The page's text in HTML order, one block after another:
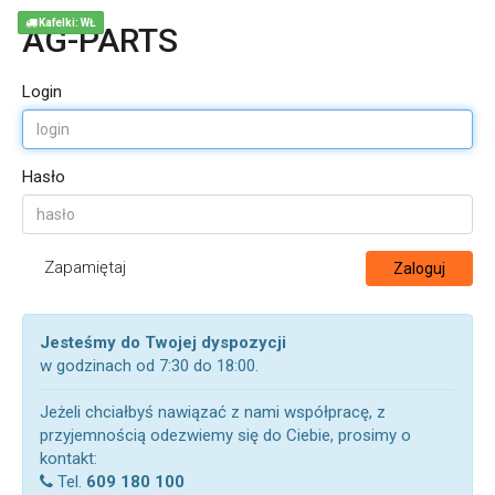
AG-PARTS
Login
Hasło
Zapamiętaj Zaloguj
Jesteśmy do Twojej dyspozycji
w godzinach od 7:30 do 18:00.
Jeżeli chciałbyś nawiązać z nami współpracę, z
przyjemnością odezwiemy się do Ciebie, prosimy o
kontakt:
Tel. 609 180 100
Kafelki: WŁ